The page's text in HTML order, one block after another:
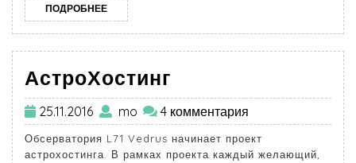
ПОДРОБНЕЕ
АстроХостинг
25.11.2016 mo 4 комментария
Обсерватория L71 Vedrus начинает проект
астрохостинга. В рамках проекта каждый желающий,